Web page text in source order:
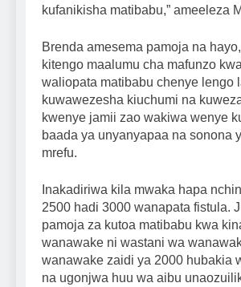
kufanikisha matibabu,” ameeleza
Brenda amesema pamoja na
kitengo maalumu cha mafunzo
waliopata matibabu chenye lengo
kuwawezesha kiuchumi na
kwenye jamii zao wakiwa wenye
baada ya unyanyapaa na sonona
mrefu.
Inakadiriwa kila mwaka hapa
2500 hadi 3000 wanapata fistula.
pamoja za kutoa matibabu kwa
wanawake ni wastani wa
wanawake zaidi ya 2000 hubakia
na ugonjwa huu wa aibu